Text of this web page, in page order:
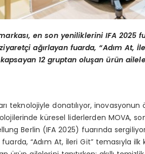
ı, en son yeniliklerini IFA 2025
çi ağırlayan fuarda, “Adım At,İ
kapsayan 12 gruptan oluşanürün
teknolojiyle donatılıyor,
küresel liderlerden MOVA,
Berlin (IFA 2025) fuarında
“Adım At, İleri Git” temasıyla